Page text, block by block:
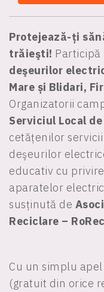
Protejează-ți
trăieşti! Participă
deşeurilor
Mare și Blidari,
Organizatorii
Serviciul Local
cetățenilor
deşeurilor
educativ cu
aparatelor
susținută de
Reciclare – RoRec
Cu un simplu
(gratuit din orice